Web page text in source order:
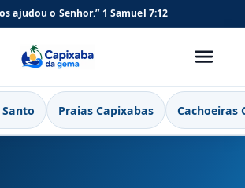
ajudou o Senhor.” 1 Samuel 7:12
Capixaba da Gema
Praias Capixabas Cachoeiras